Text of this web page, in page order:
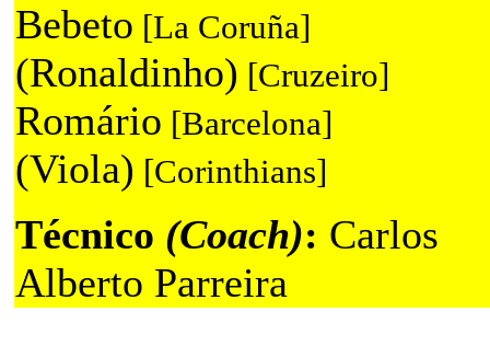
Bebeto [La Coruña]
(Ronaldinho) [Cruzeiro]
Romário [Barcelona]
(Viola) [Corinthians]
Técnico (Coach): Carlos
Alberto Parreira